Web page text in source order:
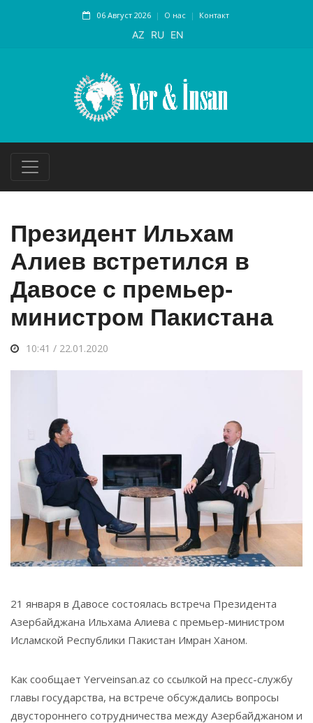
06 Август 2026 О нас Контакт
AZ RU EN
Президент Ильхам
Алиев встретился в
Давосе с премьер-
министром Пакистана
10:41 / 22.01.2020
21 января в Давосе состоялась встреча Президента
Азербайджана Ильхама Алиева с премьер-министром
Исламской Республики Пакистан Имран Ханом.
Как сообщает Yerveinsan.az со ссылкой на пресс-службу
главы государства, на встрече обсуждались вопросы
двустороннего сотрудничества между Азербайджаном и